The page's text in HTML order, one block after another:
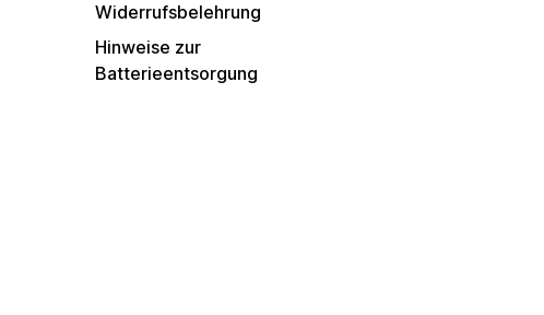
Widerrufsbelehrung
Hinweise zur
Batterieentsorgung